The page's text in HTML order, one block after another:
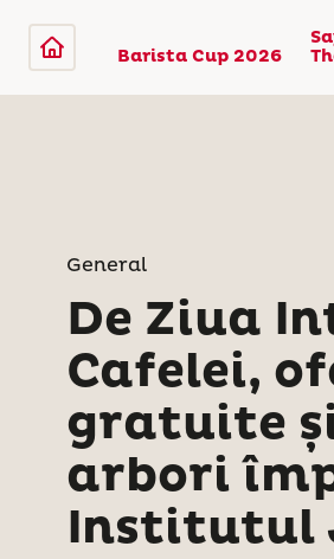
Barista Cup 2026
General
De Ziua
Cafelei,
gratuite
arbori
Institutul